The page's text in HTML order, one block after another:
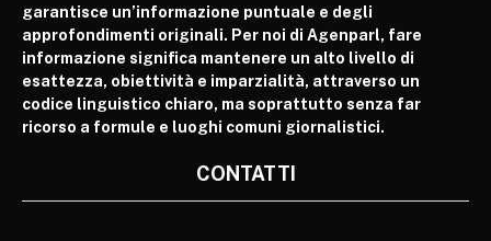
garantisce un’informazione puntuale e degli
approfondimenti originali. Per noi di Agenparl, fare
informazione significa mantenere un alto livello di
esattezza, obiettività e imparzialità, attraverso un
codice linguistico chiaro, ma soprattutto senza far
ricorso a formule e luoghi comuni giornalistici.
CONTATTI